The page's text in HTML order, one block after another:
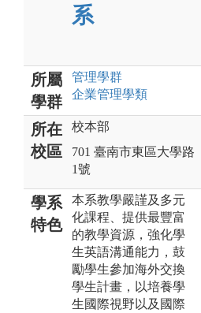
系
所屬
學群
管理學群
企業管理學類
所在
校區
校本部
701 臺南市東區大學路
1號
學系
特色
本系教學嚴謹及多元
化課程、提供最豐富
的教學資源，強化學
生英語溝通能力，鼓
勵學生參加海外交換
學生計畫，以培養學
生國際視野以及國際